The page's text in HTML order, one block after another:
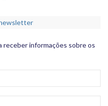
receber informações sobre os